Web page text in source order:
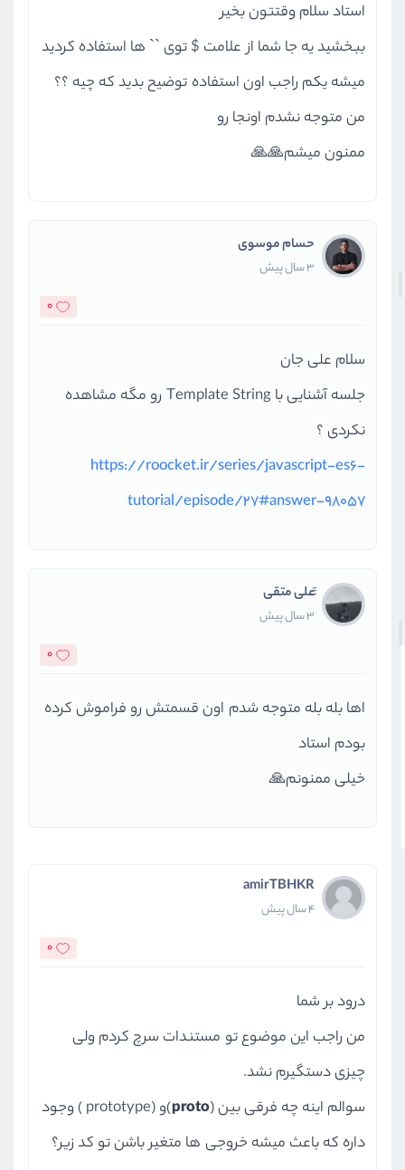
استاد سلام وقتتون بخیر
ببخشید یه جا شما از علامت $ توی `` ها استفاده کردید
میشه یکم راجب اون استفاده توضیح بدید که چیه ؟؟
من متوجه نشدم اونجا رو
ممنون میشم🙏🙏
حسام موسوی
3 سال پیش
0
سلام علی جان
جلسه آشنایی با Template String رو مگه مشاهده
نکردی ؟
https://roocket.ir/series/javascript-es6-
tutorial/episode/27#answer-98057
َََعلی متقی
3 سال پیش
0
اها بله بله متوجه شدم اون قسمتش رو فراموش کرده
بودم استاد
خیلی ممنونم🙏
amirTBHKR
4 سال پیش
0
درود بر شما
من راجب این موضوع تو مستندات سرچ کردم ولی
چیزی دستگیرم نشد.
سوالم اینه چه فرقی بین (proto
)و (prototype ) وجود
داره که باعث میشه خروجی ها متغیر باشن تو کد زیر؟